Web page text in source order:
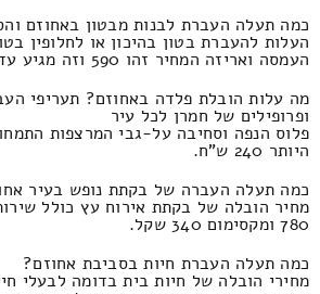
כמה תעלה העברת לבנות מבטון באחוזם
העלות להעברת בטון בהיכון או לחלופין
העמסה ואריזה המחיר זהו 590 וזה מגיע עד 270 שקל.
מה עלות הובלת פלדה באחוזם? תעריפי
ופרופילים של חמרן לכל עיר
היותר 240 ש"ח.
כמה תעלה העברה של בקתת נופש בעיר
מחיר הובלה של בקתת אירוח עץ כולל
780 ומקסימום 340 שקל.
כמה תעלה העברת חיות בסביבת אחוזם?
מחירי הובלה של חיות בית בדומה לבעלי